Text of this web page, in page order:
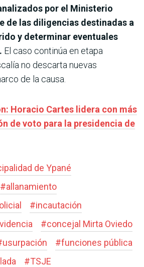
por el Ministerio
de las diligencias destinadas a
y determinar eventuales
El caso continúa en etapa
no descarta nuevas
de la causa.
Horacio Cartes lidera con más
de voto para la presidencia de
de Ypané
#allanamiento
#incautación
#concejal Mirta Oviedo
usurpación #funciones pública
#TSJE